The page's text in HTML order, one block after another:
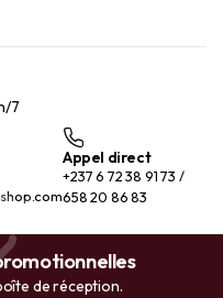
7
Appel direct
+237 6 72 38 91 73 /
658 20 86 83
de réception.